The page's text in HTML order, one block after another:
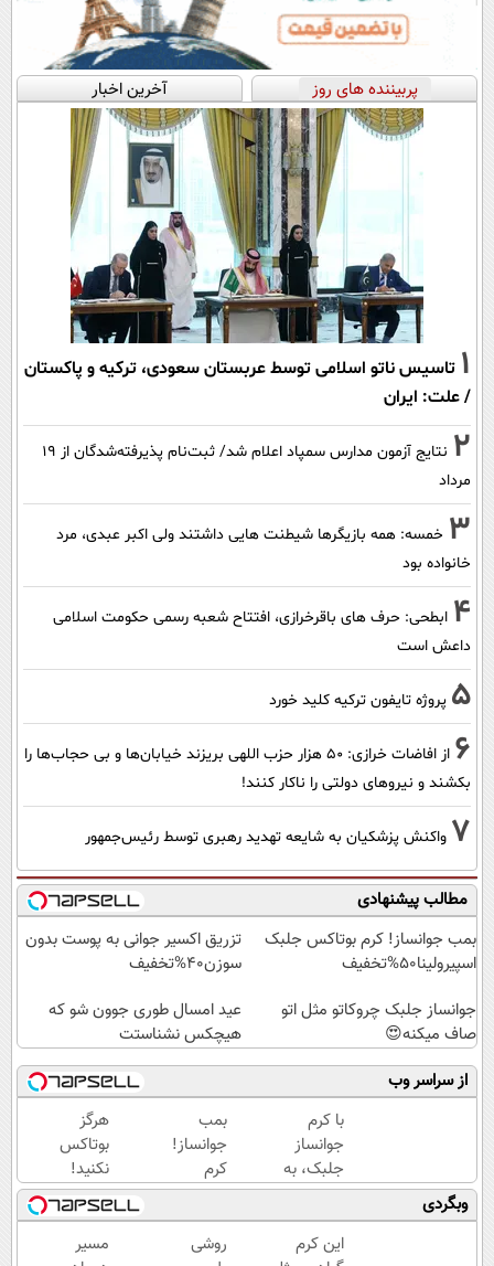
پربیننده های روز آخرین اخبار
1 تاسیس ناتو اسلامی توسط عربستان سعودی، ترکیه و پاکستان
/ علت: ایران
2
نتایج آزمون مدارس سمپاد اعلام شد/ ثبت‌نام پذیرفته‌شدگان از ۱۹
مرداد
3 خمسه: همه بازیگرها شیطنت هایی داشتند ولی اکبر عبدی، مرد
خانواده بود
4 ابطحی: حرف های باقرخرازی، افتتاح شعبه رسمی حکومت اسلامی
داعش است
5 پروژه تایفون ترکیه کلید خورد
6
از افاضات خرازی: ۵۰ هزار حزب اللهی بریزند خیابان‌ها و بی حجاب‌ها را
بکشند و نیرو‌های دولتی را ناکار کنند!
7 واکنش پزشکیان به شایعه تهدید رهبری توسط رئیس‌جمهور
مطالب پیشنهادی
بمب جوانساز! کرم بوتاکس جلبک
اسپیرولینا50%تخفیف
تزریق اکسیر جوانی به پوست بدون
سوزن40%تخفیف
جوانساز جلبک چروکاتو مثل اتو
صاف میکنه😍
عید امسال طوری جوون شو که
هیچکس نشناستت
از سراسر وب
با کرم
جوانساز
جلبک، به
پوستت،
انرژی
دوباره
بمب
جوانساز!
کرم
بوتاکس
جلبک
اسپیرولینا50%تخفیف
هرگز
بوتاکس
نکنید!
جوانساز
جلبک
پوست
وبگردی
این کرم
روشی
مسیر